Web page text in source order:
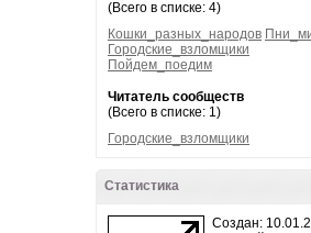
(Всего в списке: 4)
Кошки_разных_народов
Городские_взломщики
Пойдем_поедим
Читатель сообществ
(Всего в списке: 1)
Городские_взломщики
Статистика
Создан: